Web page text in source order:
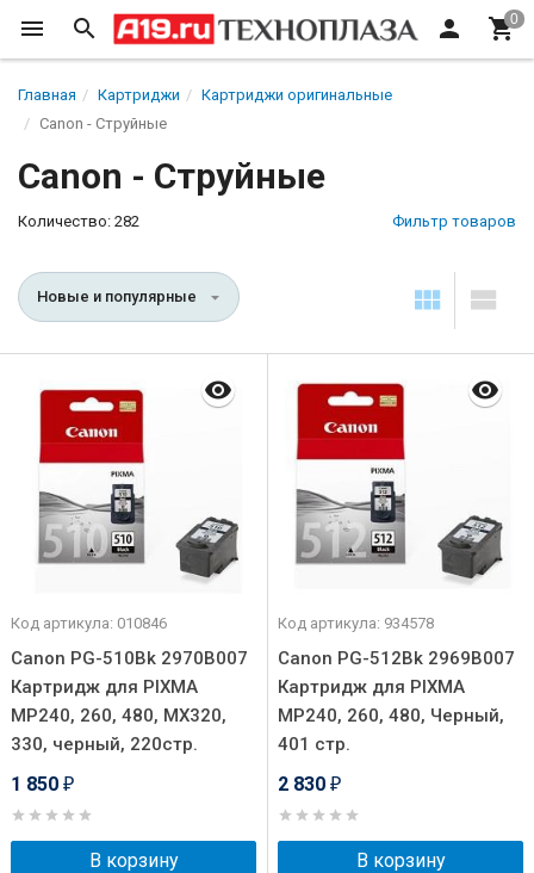
Главная Картриджи
Картриджи оригинальные
Canon - Струйные
Canon - Струйные
Количество: 282 Фильтр товаров
Новые и популярные
Код артикула: 010846
Canon PG-510Bk 2970B007
Картридж для PIXMA
MP240, 260, 480, MX320,
330, черный, 220стр.
1 850 ₽
В корзину
Код артикула: 934578
Canon PG-512Bk 2969B007
Картридж для PIXMA
MP240, 260, 480, Черный,
401 стр.
2 830 ₽
В корзину